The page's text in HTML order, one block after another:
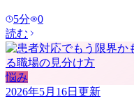
5分
0
読む
悩み
2026年5月16日 更新